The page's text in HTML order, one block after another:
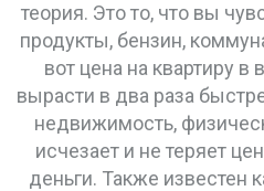
теория. Это то, что вы
продукты, бензин,
вот цена на квартиру
вырасти в два раза
недвижимость,
исчезает и не теряет
деньги. Также известен